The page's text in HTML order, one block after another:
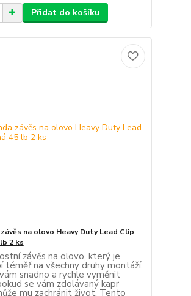
Přidat do košíku
na olovo Heavy Duty Lead Clip
2 ks
závěs na olovo, který je
téměř na všechny druhy montáží.
snadno a rychle vyměnit
se vám zdolávaný kapr
mu zachránit život. Tento